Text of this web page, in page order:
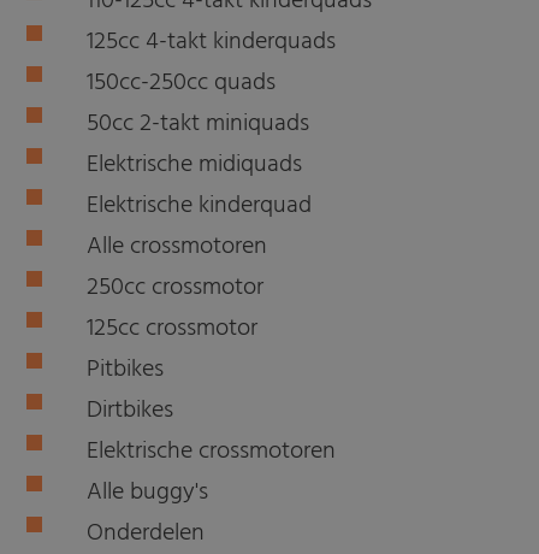
125cc 4-takt kinderquads
150cc-250cc quads
50cc 2-takt miniquads
Elektrische midiquads
Elektrische kinderquad
Alle crossmotoren
250cc crossmotor
125cc crossmotor
Pitbikes
Dirtbikes
Elektrische crossmotoren
Alle buggy's
Onderdelen